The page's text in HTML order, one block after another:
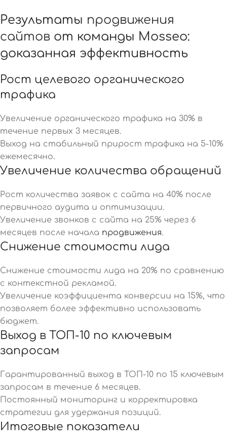
Результаты продвижения
сайтов от команды Mosseo:
доказанная эффективность
Рост целевого органического
трафика
Увеличение органического трафика на 30% в
течение первых 3 месяцев.
Выход на стабильный прирост трафика на 5-10%
ежемесячно.
Увеличение количества обращений
Рост количества заявок с сайта на 40% после
первичного аудита и оптимизации.
Увеличение звонков с сайта на 25% через 6
месяцев после начала продвижения.
Снижение стоимости лида
Снижение стоимости лида на 20% по сравнению
с контекстной рекламой.
Увеличение коэффициента конверсии на 15%, что
позволяет более эффективно использовать
бюджет.
Выход в ТОП-10 по ключевым
запросам
Гарантированный выход в ТОП-10 по 15 ключевым
запросам в течение 6 месяцев.
Постоянный мониторинг и корректировка
стратегии для удержания позиций.
Итоговые показатели